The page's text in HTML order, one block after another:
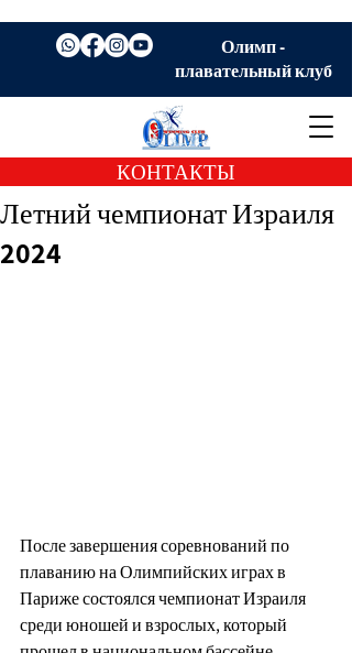
КОНТАКТЫ
Олимп -
плавательный клуб
Летний чемпионат Израиля
2024
После завершения соревнований по
плаванию на Олимпийских играх в
Париже состоялся чемпионат Израиля
среди юношей и взрослых, который